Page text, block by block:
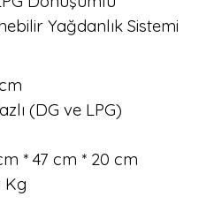
Yağdanlık Sistemi
(DG ve LPG)
* 47 cm * 20 cm
Kg